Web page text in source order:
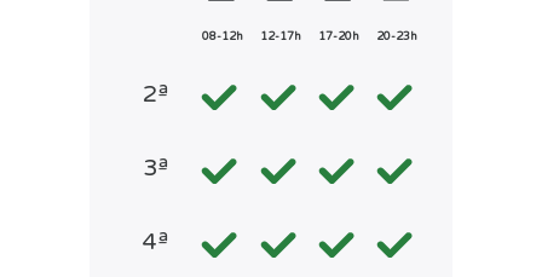
08-12h 12-17h 17-20h 20-23h
2ª
3ª
4ª